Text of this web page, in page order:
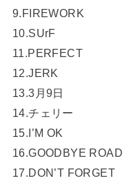
9.FIREWORK
10.SUrF
11.PERFECT
12.JERK
13.3月9日
14.チェリー
15.I’M OK
16.GOODBYE ROAD
17.DON’T FORGET